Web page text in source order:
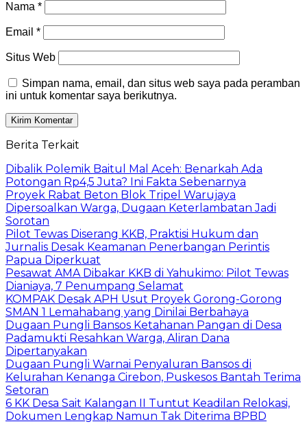
Nama *
Email *
Situs Web
Simpan nama, email, dan situs web saya pada peramban
ini untuk komentar saya berikutnya.
Berita Terkait
Dibalik Polemik Baitul Mal Aceh: Benarkah Ada
Potongan Rp4,5 Juta? Ini Fakta Sebenarnya
Proyek Rabat Beton Blok Tripel Warujaya
Dipersoalkan Warga, Dugaan Keterlambatan Jadi
Sorotan
Pilot Tewas Diserang KKB, Praktisi Hukum dan
Jurnalis Desak Keamanan Penerbangan Perintis
Papua Diperkuat
Pesawat AMA Dibakar KKB di Yahukimo: Pilot Tewas
Dianiaya, 7 Penumpang Selamat
KOMPAK Desak APH Usut Proyek Gorong-Gorong
SMAN 1 Lemahabang yang Dinilai Berbahaya
Dugaan Pungli Bansos Ketahanan Pangan di Desa
Padamukti Resahkan Warga, Aliran Dana
Dipertanyakan
Dugaan Pungli Warnai Penyaluran Bansos di
Kelurahan Kenanga Cirebon, Puskesos Bantah Terima
Setoran
6 KK Desa Sait Kalangan II Tuntut Keadilan Relokasi,
Dokumen Lengkap Namun Tak Diterima BPBD